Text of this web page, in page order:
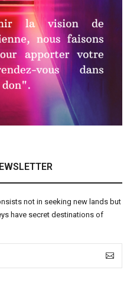
not in seeking new lands but
have secret destinations of